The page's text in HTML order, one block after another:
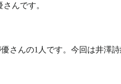
んです。
さんの1人です。 今回は井澤